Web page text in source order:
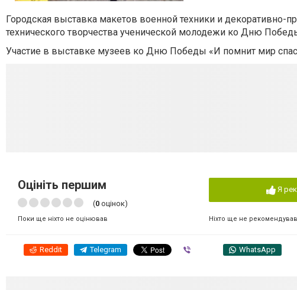
Городская выставка макетов военной техники и декоративно-
технического творчества ученической молодежи ко Дню
Участие в выставке музеев ко Дню Победы «И помнит мир
Оцініть першим
(0 оцінок)
Поки ще ніхто не оцінював
Я
Ніхто ще не рекомендував
Reddit Telegram WhatsApp